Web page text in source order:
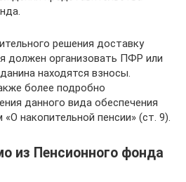
решения доставку
должен организовать ПФР или
находятся взносы.
более подробно
данного вида обеспечения
накопительной пенсии» (ст. 9).
из Пенсионного фонда